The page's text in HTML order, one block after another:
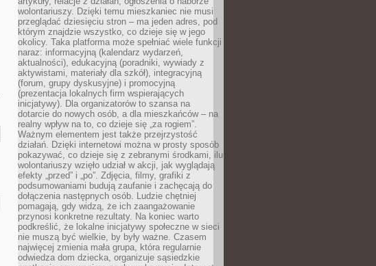
wolontariuszy. Dzięki temu mieszkaniec nie musi
przeglądać dziesięciu stron – ma jeden adres, pod
którym znajdzie wszystko, co dzieje się w jego
okolicy. Taka platforma może spełniać wiele funkcji
naraz: informacyjną (kalendarz wydarzeń,
aktualności), edukacyjną (poradniki, wywiady z
aktywistami, materiały dla szkół), integracyjną
(forum, grupy dyskusyjne) i promocyjną
(prezentacja lokalnych firm wspierających
inicjatywy). Dla organizatorów to szansa na
dotarcie do nowych osób, a dla mieszkańców – na
realny wpływ na to, co dzieje się „za rogiem”.
Ważnym elementem jest także przejrzystość
działań. Dzięki internetowi można w prosty sposób
pokazywać, co dzieje się z zebranymi środkami, ilu
wolontariuszy wzięło udział w akcji, jak wyglądają
efekty „przed” i „po”. Zdjęcia, filmy, grafiki z
podsumowaniami budują zaufanie i zachęcają do
dołączenia następnych osób. Ludzie chętniej
pomagają, gdy widzą, że ich zaangażowanie
przynosi konkretne rezultaty. Na koniec warto
podkreślić, że lokalne inicjatywy społeczne w sieci
nie muszą być wielkie, by były ważne. Czasem
najwięcej zmienia mała grupa, która regularnie
odwiedza dom dziecka, organizuje sąsiedzkie